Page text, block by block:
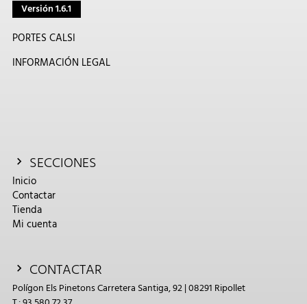
Versión 1.6.1
PORTES CALSI
INFORMACIÓN LEGAL
SECCIONES
Inicio
Contactar
Tienda
Mi cuenta
CONTACTAR
Polígon Els Pinetons Carretera Santiga, 92 | 08291 Ripollet